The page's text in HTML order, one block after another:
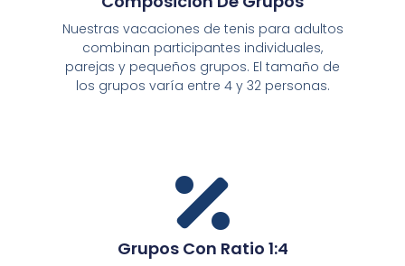
Nuestras vacaciones de tenis para adultos
combinan participantes individuales,
parejas y pequeños grupos. El tamaño de
los grupos varía entre 4 y 32 personas.
Grupos Con Ratio 1:4